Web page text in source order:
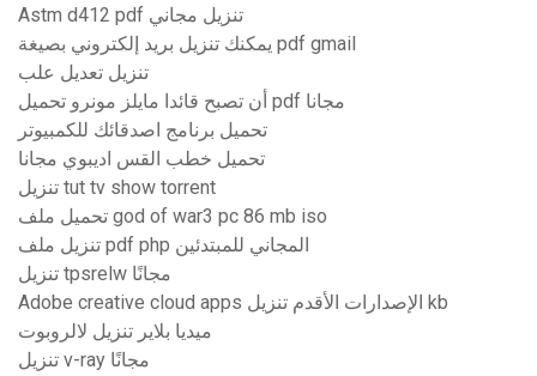
Astm d412 pdf تنزيل مجاني
يمكنك تنزيل بريد إلكتروني بصيغة pdf gmail
تنزيل تعديل علب
أن تصبح قائدا مايلز مونرو تحميل pdf مجانا
تحميل برنامج اصدقائك للكمبيوتر
تحميل خطب القس اديبوي مجانا
تنزيل tut tv show torrent
تحميل ملف god of war3 pc 86 mb iso
تنزيل ملف pdf php المجاني للمبتدئين
تنزيل tpsrelw مجانًا
Adobe creative cloud apps الإصدارات الأقدم تنزيل kb
ميديا ​​بلاير تنزيل لالروبوت
تنزيل v-ray مجانًا